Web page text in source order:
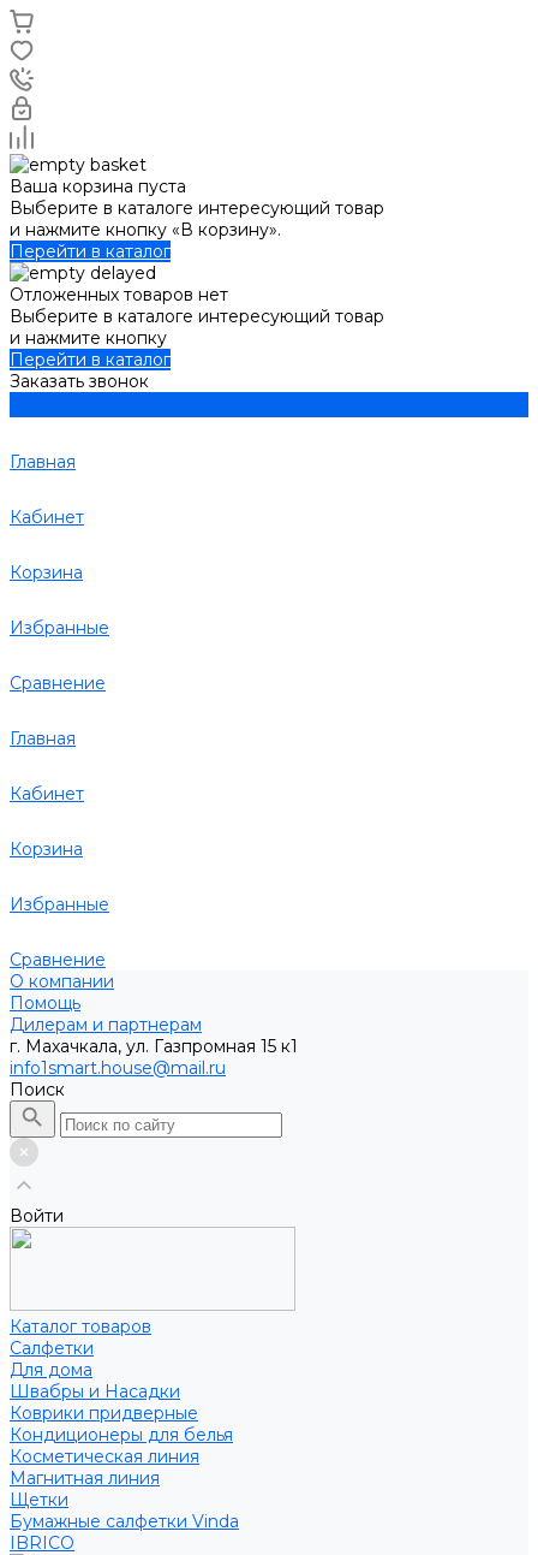
Ваша корзина пуста
Выберите в каталоге интересующий товар
и нажмите кнопку «В корзину».
Перейти в каталог
Отложенных товаров нет
Выберите в каталоге интересующий товар
и нажмите кнопку
Перейти в каталог
Заказать звонок
Главная
Кабинет
Корзина
Избранные
Сравнение
Главная
Кабинет
Корзина
Избранные
Сравнение
О компании
Помощь
Дилерам и партнерам
г. Махачкала, ул. Газпромная 15 к1
info1smart.house@mail.ru
Поиск
Войти
Каталог товаров
Салфетки
Для дома
Швабры и Насадки
Коврики придверные
Кондиционеры для белья
Косметическая линия
Магнитная линия
Щетки
Бумажные салфетки Vinda
IBRICO